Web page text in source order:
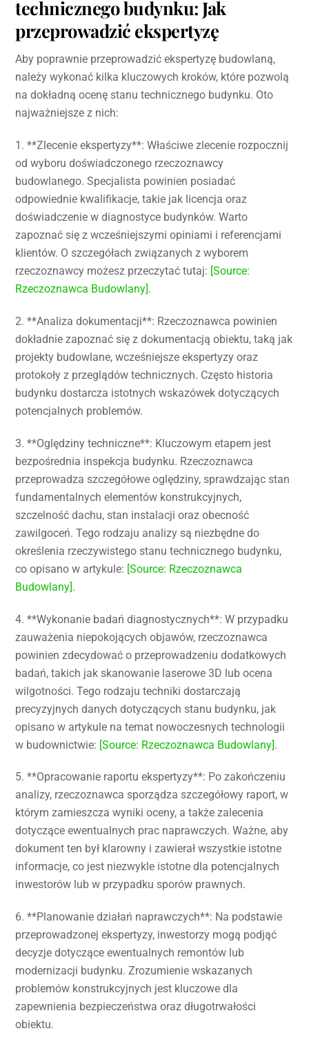
technicznego budynku: Jak
przeprowadzić ekspertyzę
Aby poprawnie przeprowadzić ekspertyzę budowlaną,
należy wykonać kilka kluczowych kroków, które pozwolą
na dokładną ocenę stanu technicznego budynku. Oto
najważniejsze z nich:
1. **Zlecenie ekspertyzy**: Właściwe zlecenie rozpocznij
od wyboru doświadczonego rzeczoznawcy
budowlanego. Specjalista powinien posiadać
odpowiednie kwalifikacje, takie jak licencja oraz
doświadczenie w diagnostyce budynków. Warto
zapoznać się z wcześniejszymi opiniami i referencjami
klientów. O szczegółach związanych z wyborem
rzeczoznawcy możesz przeczytać tutaj: [Source:
Rzeczoznawca Budowlany].
2. **Analiza dokumentacji**: Rzeczoznawca powinien
dokładnie zapoznać się z dokumentacją obiektu, taką jak
projekty budowlane, wcześniejsze ekspertyzy oraz
protokoły z przeglądów technicznych. Często historia
budynku dostarcza istotnych wskazówek dotyczących
potencjalnych problemów.
3. **Oględziny techniczne**: Kluczowym etapem jest
bezpośrednia inspekcja budynku. Rzeczoznawca
przeprowadza szczegółowe oględziny, sprawdzając stan
fundamentalnych elementów konstrukcyjnych,
szczelność dachu, stan instalacji oraz obecność
zawilgoceń. Tego rodzaju analizy są niezbędne do
określenia rzeczywistego stanu technicznego budynku,
co opisano w artykule: [Source: Rzeczoznawca
Budowlany].
4. **Wykonanie badań diagnostycznych**: W przypadku
zauważenia niepokojących objawów, rzeczoznawca
powinien zdecydować o przeprowadzeniu dodatkowych
badań, takich jak skanowanie laserowe 3D lub ocena
wilgotności. Tego rodzaju techniki dostarczają
precyzyjnych danych dotyczących stanu budynku, jak
opisano w artykule na temat nowoczesnych technologii
w budownictwie: [Source: Rzeczoznawca Budowlany].
5. **Opracowanie raportu ekspertyzy**: Po zakończeniu
analizy, rzeczoznawca sporządza szczegółowy raport, w
którym zamieszcza wyniki oceny, a także zalecenia
dotyczące ewentualnych prac naprawczych. Ważne, aby
dokument ten był klarowny i zawierał wszystkie istotne
informacje, co jest niezwykle istotne dla potencjalnych
inwestorów lub w przypadku sporów prawnych.
6. **Planowanie działań naprawczych**: Na podstawie
przeprowadzonej ekspertyzy, inwestorzy mogą podjąć
decyzje dotyczące ewentualnych remontów lub
modernizacji budynku. Zrozumienie wskazanych
problemów konstrukcyjnych jest kluczowe dla
zapewnienia bezpieczeństwa oraz długotrwałości
obiektu.